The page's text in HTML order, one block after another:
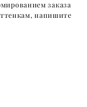
заказа
напишите